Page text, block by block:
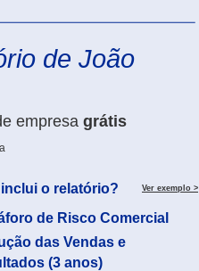
de João
empresa grátis
o relatório? Ver exemplo >
de Risco Comercial
das Vendas e
(3 anos)